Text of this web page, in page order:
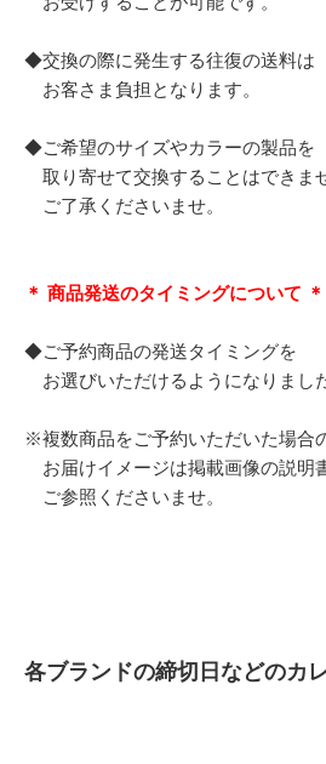
◆交換の際に発生する往復の送料は
お客さま負担となります。
◆ご希望のサイズやカラーの製品を
取り寄せて交換することはできま
ご了承くださいませ。
＊ 商品発送のタイミングについて ＊
◆ご予約商品の発送タイミングを
お選びいただけるようになりまし
※複数商品をご予約いただいた場合
お届けイメージは掲載画像の説明
ご参照くださいませ。
各ブランドの締切日などのカ